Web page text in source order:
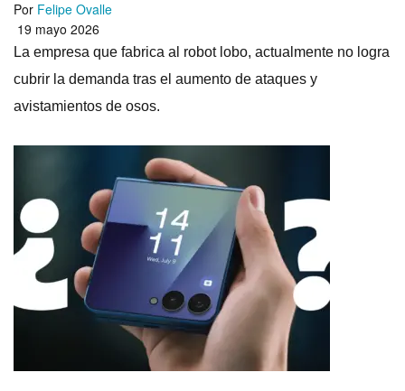
Por Felipe Ovalle
19 mayo 2026
La empresa que fabrica al robot lobo, actualmente no logra
cubrir la demanda tras el aumento de ataques y
avistamientos de osos.